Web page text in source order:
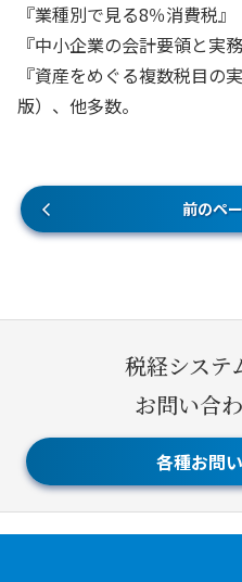
『業種別で見る8％消費税』
『中小企業の会計要領と実
『資産をめぐる複数税目の
版）、他多数。
前のペ
税経システ
お問い合
各種お問